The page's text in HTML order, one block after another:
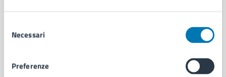
delNecessari
Preferenze
Uffici
Enti e fondazioni
Personale amministrativo